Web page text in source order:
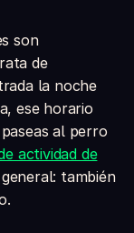
son
de
la noche
ese horario
al perro
actividad de
también